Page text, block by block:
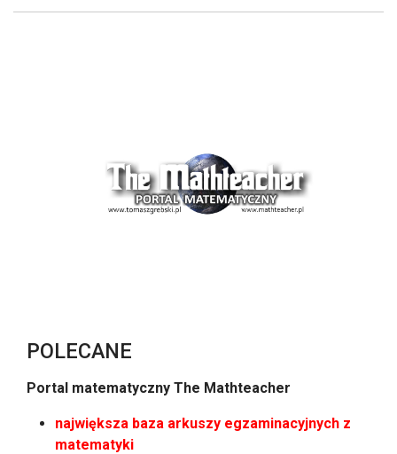
POLECANE
Portal matematyczny The Mathteacher
największa baza arkuszy egzaminacyjnych z
matematyki